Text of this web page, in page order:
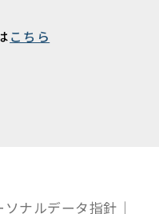
こちら
ソナルデータ指針